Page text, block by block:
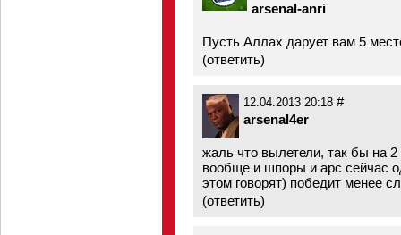
arsenal-anri
Пусть Аллах дарует вам 5
(ответить)
12.04.2013 20:18 #
arsenal4er
жаль что вылетели, так бы на
вообще и шпоры и арс сейчас
этом говорят) победит менее
(ответить)